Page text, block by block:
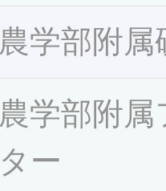
農学部附
農学部附
ター